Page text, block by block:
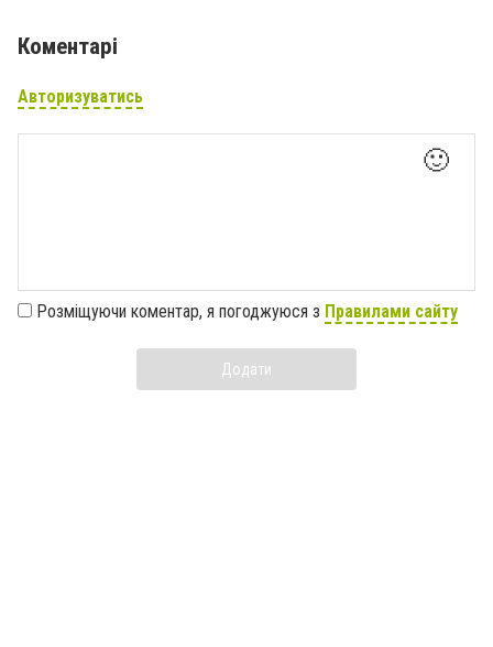
Коментарі
Авторизуватись
🙂
Розміщуючи коментар, я погоджуюся з Правилами сайту
Додати